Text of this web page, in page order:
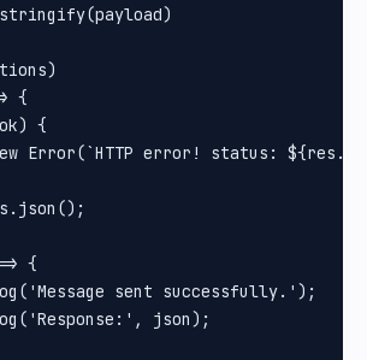
{
{
Error(`HTTP error! status:
{
sent successfully.');
json);